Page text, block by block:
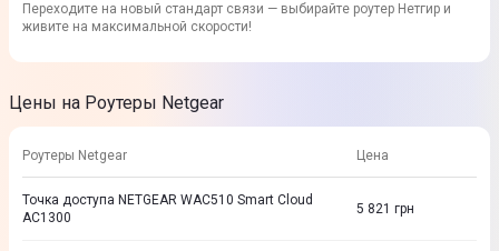
Переходите на новый стандарт связи — выбирайте роутер Нетгир и
живите на максимальной скорости!
Цены на Роутеры Netgear
Роутеры Netgear Цена
Точка доступа NETGEAR WAC510 Smart Cloud
AC1300
5 821 грн